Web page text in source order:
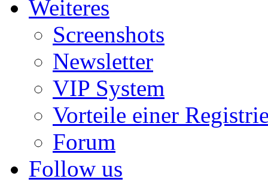
Weiteres
Screenshots
Newsletter
VIP System
Vorteile einer
Forum
Follow us